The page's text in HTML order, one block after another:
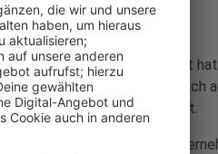
für eine Lösung gesetzt
offiziell aus dem Runden Tisch
dann, ob sie darauf eingeht.
Frage ob das